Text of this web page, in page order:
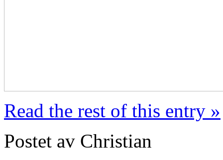
Read the rest of this entry »
Postet av Christian